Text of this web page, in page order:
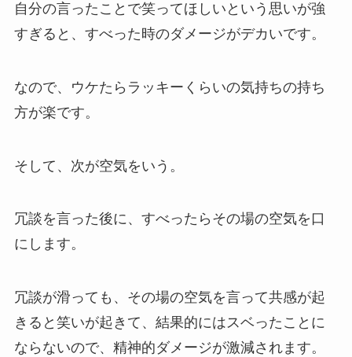
自分の言ったことで笑ってほしいという思いが強
すぎると、すべった時のダメージがデカいです。
なので、ウケたらラッキーくらいの気持ちの持ち
方が楽です。
そして、次が空気をいう。
冗談を言った後に、すべったらその場の空気を口
にします。
冗談が滑っても、その場の空気を言って共感が起
きると笑いが起きて、結果的にはスベったことに
ならないので、精神的ダメージが激減されます。